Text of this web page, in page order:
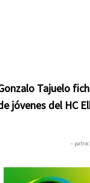
Tajuelo
jóvenes del HC
–